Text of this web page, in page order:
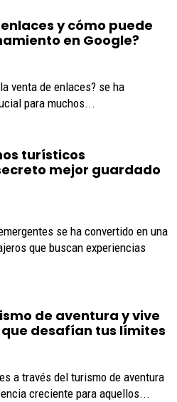
y cómo puede
en Google?
venta de enlaces? se ha
para muchos...
turísticos
mejor guardado
se ha convertido en una
que buscan experiencias
de aventura y vive
desafían tus límites
a través del turismo de aventura
creciente para aquellos...